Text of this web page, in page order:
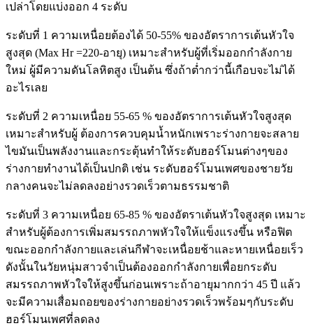
เปล่าโดยแบ่งออก 4 ระดับ
ระดับที่ 1 ความเหนื่อยต้องได้ 50-55% ของอัตราการเต้นหัวใจ
สูงสุด (Max Hr =220-อายุ) เหมาะสำหรับผู้ที่เริ่มออกกำลังกาย
ใหม่ ผู้มีความดันโลหิตสูง เป็นต้น ซึ่งถ้าต่ำกว่านี้เกือบจะไม่ได้
อะไรเลย
ระดับที่ 2 ความเหนื่อย 55-65 % ของอัตราการเต้นหัวใจสูงสุด
เหมาะสำหรับผู้ ต้องการควบคุมน้ำหนักเพราะร่างกายจะสลาย
ไขมันเป็นพลังงานและกระตุ้นทำให้ระดับฮอร์โมนต่างๆของ
ร่างกายทำงานได้เป็นปกติ เช่น ระดับฮอร์โมนเพศของชายวัย
กลางคนจะไม่ลดลงอย่างรวดเร็วตามธรรมชาติ
ระดับที่ 3 ความเหนื่อย 65-85 % ของอัตราเต้นหัวใจสูงสุด เหมาะ
สำหรับผู้ต้องการเพิ่มสมรรถภาพหัวใจให้แข็งแรงขึ้น หรือฟิต
ขณะออกกำลังกายและเล่นกีฬาจะเหนื่อยช้าและหายเหนื่อยเร็ว
ดังนั้นในวัยหนุ่มสาวจำเป็นต้องออกกำลังกายเพื่อยกระดับ
สมรรถภาพหัวใจให้สูงขึ้นก่อนเพราะถ้าอายุมากกว่า 45 ปี แล้ว
จะมีความเสื่อมถอยของร่างกายอย่างรวดเร็วพร้อมๆกับระดับ
ฮอร์โมนเพศที่ลดลง